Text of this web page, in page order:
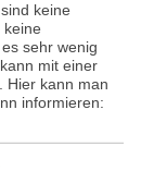
keine
sehr wenig
mit einer
Hier kann man
informieren: